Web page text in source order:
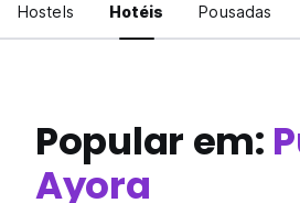
Hostels Hotéis Pousadas
Popular em:
Ayora